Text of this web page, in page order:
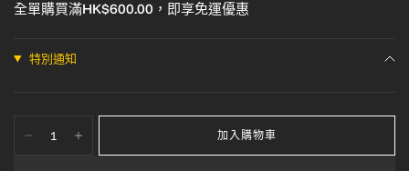
全單購買滿HK$600.00，即享免運優惠
特別通知
加入購物車